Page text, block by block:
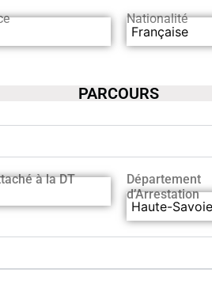
Nationalité
Française
PARCOURS
à la DT
Département
d’Arrestation
Haute-Savoie